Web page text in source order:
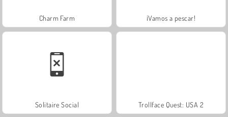
Charm Farm ¡Vamos a pescar!
Solitaire Social Trollface Quest: USA 2